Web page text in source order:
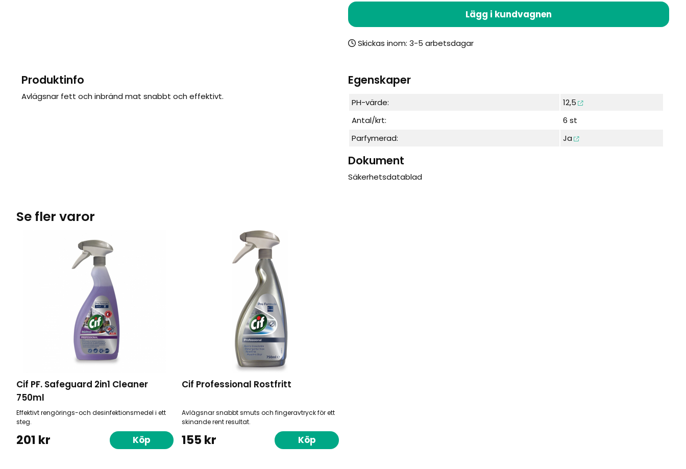
Lägg i kundvagnen
Skickas inom:
Produktinfo
Avlägsnar fett och inbränd mat snabbt och effektivt.
Egenskaper
PH-värde:
12,5
Antal/krt:
6 st
Parfymerad:
Ja
Dokument
Säkerhetsdatablad
Se fler varor
Cif PF. Safeguard 2in1 Cleaner
750ml
Effektivt rengörings-och desinfektionsmedel i ett
steg.
201 kr Köp
Cif Professional Rostfritt
Avlägsnar snabbt smuts och fingeravtryck för ett
skinande rent resultat.
155 kr Köp